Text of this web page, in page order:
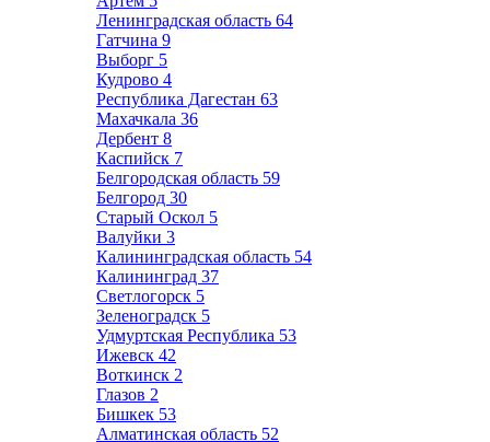
Ленинградская область 64
Гатчина 9
Выборг 5
Кудрово 4
Республика Дагестан 63
Махачкала 36
Дербент 8
Каспийск 7
Белгородская область 59
Белгород 30
Старый Оскол 5
Валуйки 3
Калининградская область 54
Калининград 37
Светлогорск 5
Зеленоградск 5
Удмуртская Республика 53
Ижевск 42
Воткинск 2
Глазов 2
Бишкек 53
Алматинская область 52